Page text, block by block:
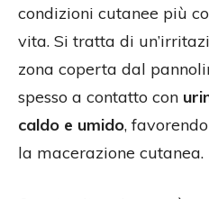
condizioni cutanee più
vita. Si tratta di
zona coperta dal
spesso a contatto con
caldo e umido,
la macerazione cutanea.